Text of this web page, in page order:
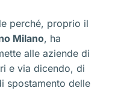
perché, proprio il
Milano, ha
alle aziende di
e via dicendo, di
spostamento delle